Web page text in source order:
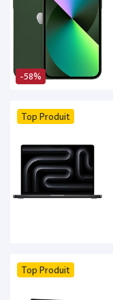
-58%
Top Produit
Top Produit